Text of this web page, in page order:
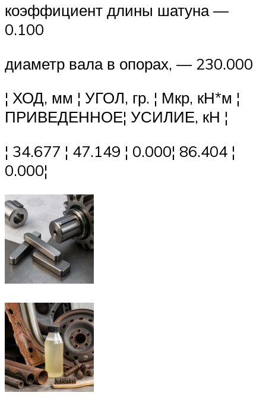
коэффициент длины шатуна —
0.100
диаметр вала в опорах, — 230.000
¦ ХОД, мм ¦ УГОЛ, гр. ¦ Мкр, кН*м ¦
ПРИВЕДЕННОЕ¦ УСИЛИЕ, кН ¦
¦ 34.677 ¦ 47.149 ¦ 0.000¦ 86.404 ¦
0.000¦